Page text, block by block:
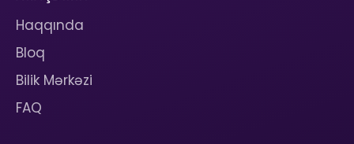
Haqqında
Bloq
Bilik Mərkəzi
FAQ